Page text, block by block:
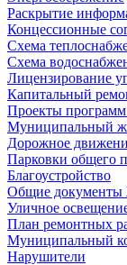
Раскрытие
Концессионные
Схема
Схема
Лицензирование
Капитальный
Проекты программ
Муниципальный
Дорожное
Парковки общего
Благоустройство
Общие
Уличное
План ремонтных
Муниципальный
Нарушители